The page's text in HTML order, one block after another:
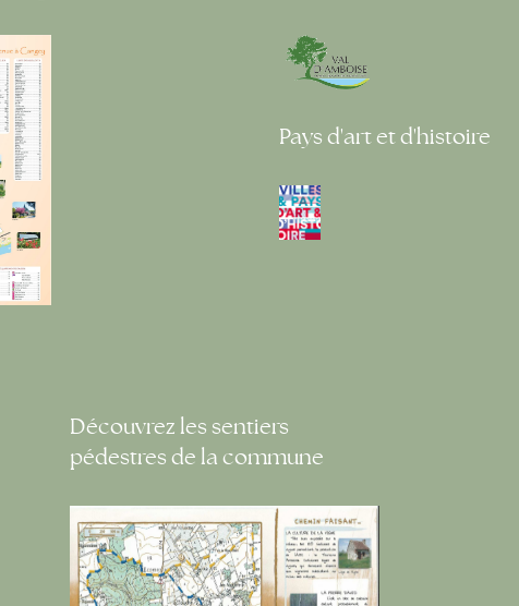
Pays d'art et d'histoire
Découvrez les sentiers
pédestres de la commune